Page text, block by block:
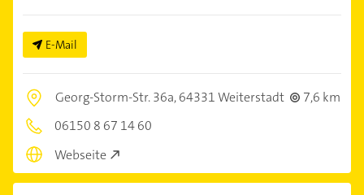
E-Mail
Georg-Storm-Str. 36a,64331 Weiterstadt
7,6 km
06150 8 67 14 60
Webseite